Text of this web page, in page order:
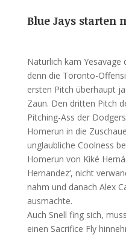
Blue Jays starten
Natürlich kam Yesavage
denn die Toronto-
ersten Pitch überhaupt
Zaun. Den dritten Pitch
Pitching-Ass der
Homerun in die
unglaubliche Coolness
Homerun von Kiké
Hernandez‘, nicht
nahm und danach Alex
ausmachte.
Auch Snell fing sich,
einen Sacrifice Fly